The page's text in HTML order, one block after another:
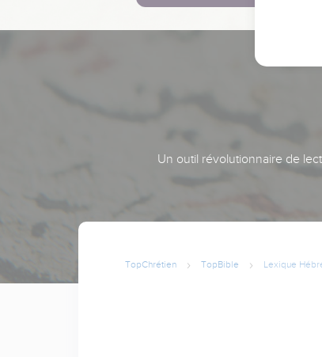
Un outil révolutionnaire de
TopChrétien TopBible Lexique